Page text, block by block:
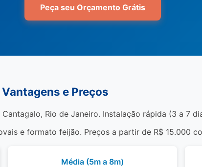
Peça seu Orçamento Grátis
e Preços
Rio de Janeiro. Instalação rápida (3 a 7
e formato feijão. Preços a partir de R$ 15.000
Média (5m a 8m)